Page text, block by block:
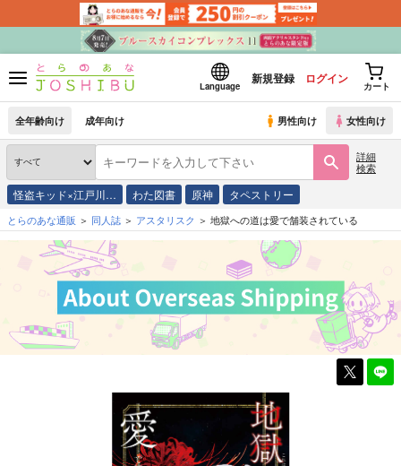
Language
新規登録 ログイン
カート
全年齢向け 成年向け 男性向け 女性向け
詳細
検索
怪盗キッド×江戸川… わた図書 原神 タペストリー
とらのあな通販 同人誌 アスタリスク 地獄への道は愛で舗装されている